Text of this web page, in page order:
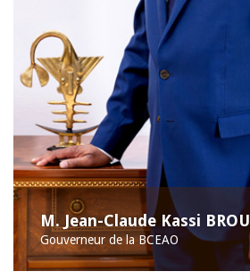
M. Jean-Claude Kassi BROU
Gouverneur de la BCEAO